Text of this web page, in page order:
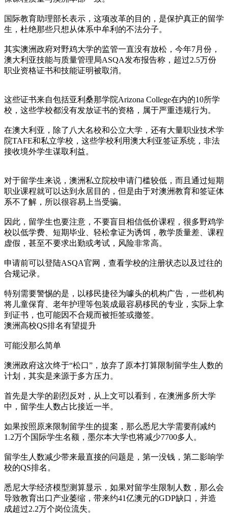
国际教育助理部长表示，这项改革的目的，是保护真正的留学
生，杜绝那些只想从体系中牟利的不法分子。
其实澳洲政府对野鸡大学的监管一直没有放松，今年7月份，
澳大利亚技能与质量管理局ASQA发布报告称，超过2.5万份
职业资格证书和技能证明被取消。
这些证书来自包括亚利桑那学院Arizona College在内的10所学
校，这些学校都没有发放证书的资格，属于严重违规行为。
在澳大利亚，除了八大名校和公立大学，还有大量职业技术学
院TAFE和私立学校，这些学校利用澳大利亚签证系统，非法
接收境外学生谋取利益。
对于留学生来说，澳洲私立院校申请门槛较低，而且通过短期
职业课程就可以达到永居目的，但是由于对澳洲教育和签证体
系不了解，所以很容易上当受骗。
因此，留学生也要注意，不要盲目相信低价课程，很多野鸡学
校以低学费、短期毕业、轻松拿证为诱饵，教学质量差、课程
虚假，甚至不要求出勤或考试，风险非常高。
申请前可以登陆ASQA官网，查看学校的注册状态以及过往的
合规记录。
特别需要警惕的是，以移民捷径为噱头的机构广告，一些机构
将儿童保育、老年护理等包装成最容易移民的专业，实际上拿
到证书，也可能因不合规而被拒签或撤签。
澳洲高校QS排名有望提升
可能没那么简单
澳洲政府这次终于“松口”，放弃了原本打算限制留学生人数的
计划，其实是来源于多方压力。
首先是大学的剧烈反对，从上文可以看到，在澳洲多所大学
中，留学生人数占比接近一半。
如果按照原来限制留学生的提案，那么悉尼大学需要削减约
1.2万个国际学生名额，墨尔本大学也将减少7700多人。
留学生人数减少带来最直接的问题是，第一没钱，第二影响学
校的QS排名。
悉尼大学经济模型测算显示，如果对留学生限制人数，那么会
导致教育出口产业萎缩，带来约41亿澳元的GDP缺口，并造
成超过2.2万个岗位流失。